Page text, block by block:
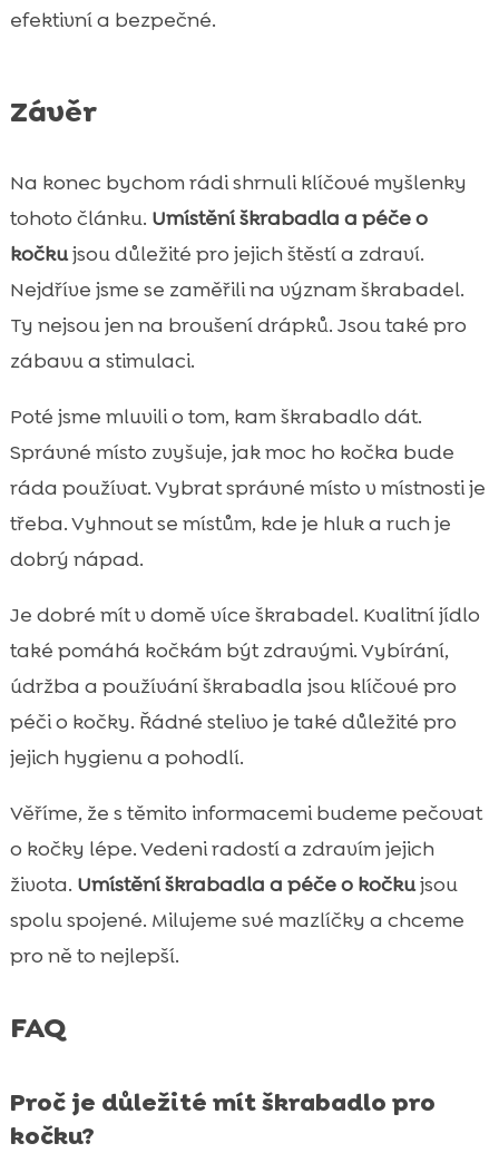
efektivní a bezpečné.
Závěr
Na konec bychom rádi shrnuli klíčové myšlenky
tohoto článku. Umístění škrabadla a péče o
kočkujsou důležité pro jejich štěstí a zdraví.
Nejdříve jsme se zaměřili na význam škrabadel.
Ty nejsou jen na broušení drápků. Jsou také pro
zábavu a stimulaci.
Poté jsme mluvili o tom, kam škrabadlo dát.
Správné místo zvyšuje, jak moc ho kočka bude
ráda používat. Vybrat správné místo v místnosti je
třeba. Vyhnout se místům, kde je hluk a ruch je
dobrý nápad.
Je dobré mít v domě více škrabadel. Kvalitní jídlo
také pomáhá kočkám být zdravými. Vybírání,
údržba a používání škrabadla jsou klíčové pro
péči o kočky. Řádné stelivo je také důležité pro
jejich hygienu a pohodlí.
Věříme, že s těmito informacemi budeme pečovat
o kočky lépe. Vedeni radostí a zdravím jejich
života. Umístění škrabadla a péče o kočkujsou
spolu spojené. Milujeme své mazlíčky a chceme
pro ně to nejlepší.
FAQ
Proč je důležité mít škrabadlo pro
kočku?